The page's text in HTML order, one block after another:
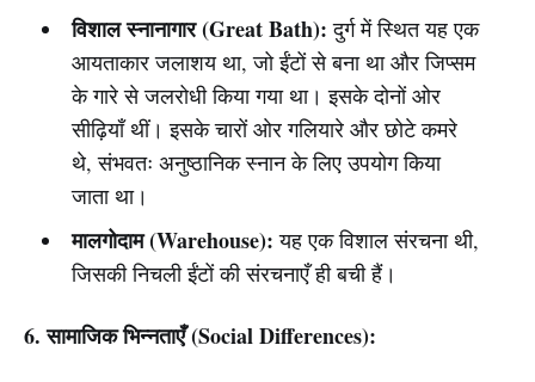
विशाल स्नानागार (Great Bath): दुर्ग में स्थित यह एक
आयताकार जलाशय था, जो ईंटों से बना था और जिप्सम
के गारे से जलरोधी किया गया था। इसके दोनों ओर
सीढ़ियाँ थीं। इसके चारों ओर गलियारे और छोटे कमरे
थे, संभवतः अनुष्ठानिक स्नान के लिए उपयोग किया
जाता था।
मालगोदाम (Warehouse): यह एक विशाल संरचना थी,
जिसकी निचली ईंटों की संरचनाएँ ही बची हैं।
6. सामाजिक भिन्नताएँ (Social Differences):